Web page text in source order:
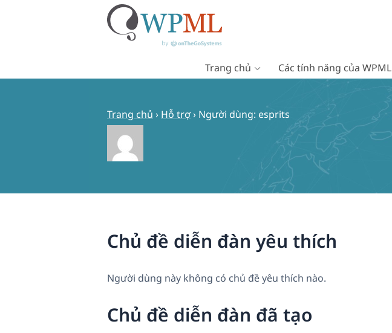
Trang chủ Các tính năng của WPML
Trang chủ › Hỗ trợ› Người dùng: esprits
Chủ đề diễn đàn yêu thích
Người dùng này không có chủ đề yêu thích nào.
Chủ đề diễn đàn đã tạo